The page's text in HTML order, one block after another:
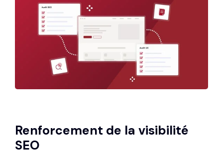
Renforcement de la visibilité
SEO